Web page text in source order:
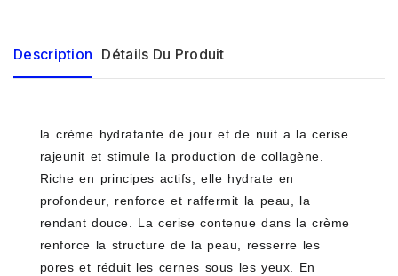
Description Détails Du Produit
la crème hydratante de jour et de nuit a la cerise
rajeunit et stimule la production de collagène.
Riche en principes actifs, elle hydrate en
profondeur, renforce et raffermit la peau, la
rendant douce. La cerise contenue dans la crème
renforce la structure de la peau, resserre les
pores et réduit les cernes sous les yeux. En